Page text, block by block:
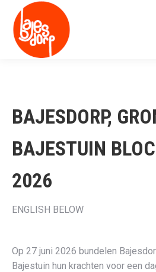
BAJESDORP,
BAJESTUIN
2026
ENGLISH BELOW
Op 27 juni 2026 bundelen
Bajestuin hun krachten voor een